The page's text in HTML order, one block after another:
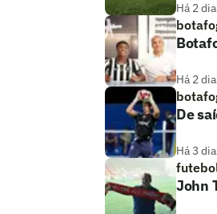
Há 2
Há 2
De
Há 3
John